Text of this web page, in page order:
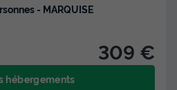
- MARQUISE
309 €
hébergements